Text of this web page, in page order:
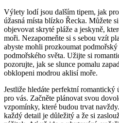
Výlety lodí jsou dalším tipem, jak
úžasná místa blízko Řecka. Můžete
objevovat skryté pláže a jeskyně,
moři. Nezapomeňte si s sebou vzít
abyste mohli prozkoumat
podmořského světa. Užijte si
pozorujte, jak se slunce pomalu
obklopeni modrou aklisí moře.
Jestliže hledáte perfektní romantický
pro vás. Začněte plánovat svou
vzpomínky, které budou trvat
každý detail je důležitý a že si